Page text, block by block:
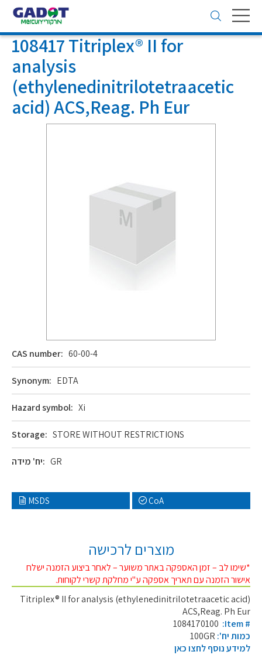
Toggle
navigation
108417 Titriplex® II for
analysis
(ethylenedinitrilotetraacetic
acid) ACS,Reag. Ph Eur
CAS number: 60-00-4
Synonym: EDTA
Hazard symbol: Xi
Storage: STORE WITHOUT RESTRICTIONS
יח' מידה: GR
MSDS CoA
מוצרים לרכישה
*שימו לב – זמן האספקה באתר משוער – לאחר ביצוע הזמנה ישלח
אישור הזמנה עם תאריך אספקה ע"י מחלקת קשרי לקוחות.
Titriplex® II for analysis (ethylenedinitrilotetraacetic acid)
ACS,Reag. Ph Eur
1084170100 :Item #
כמות יח':
למידע נוסף לחצו כאן